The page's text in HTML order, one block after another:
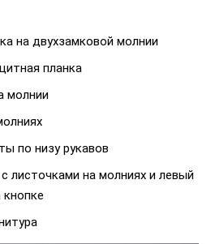
на двухзамковой молнии
планка
молнии
по низу рукавов
листочками на молниях и левый